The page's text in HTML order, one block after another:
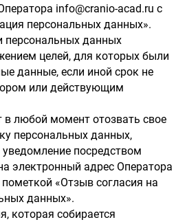
info@cranio-acad.ru с
персональных данных».
персональных данных
целей, для которых были
данные, если иной срок не
или действующим
в любой момент отозвать свое
персональных данных,
посредством
электронный адрес Оператора
«Отзыв согласия на
данных».
которая собирается